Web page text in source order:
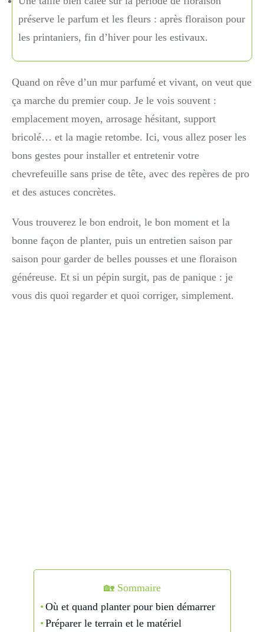
préserve le parfum et les fleurs : après floraison pour
les printaniers, fin d’hiver pour les estivaux.
Quand on rêve d’un mur parfumé et vivant, on veut que
ça marche du premier coup. Je le vois souvent :
emplacement moyen, arrosage hésitant, support
bricolé… et la magie retombe. Ici, vous allez poser les
bons gestes pour installer et entretenir votre
chevrefeuille sans prise de tête, avec des repères de pro
et des astuces concrètes.
Vous trouverez le bon endroit, le bon moment et la
bonne façon de planter, puis un entretien saison par
saison pour garder de belles pousses et une floraison
généreuse. Et si un pépin surgit, pas de panique : je
vous dis quoi regarder et quoi corriger, simplement.
🏡 Sommaire
Où et quand planter pour bien démarrer
Préparer le terrain et le matériel